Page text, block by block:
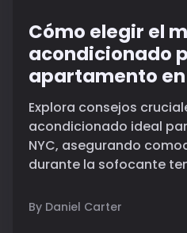
Cómo elegir el
acondicionado
apartamento en
Explora consejos
acondicionado ideal
NYC, asegurando
durante la sofocante
By Daniel Carter